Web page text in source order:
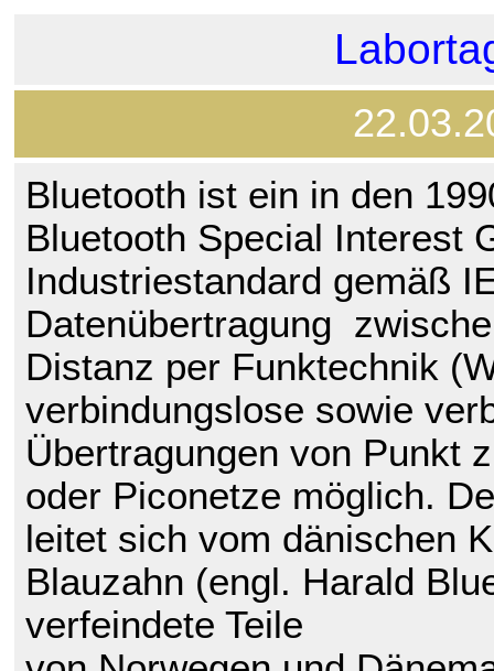
Bluetooth ist ein in den
Bluetooth Special Interest
Industriestandard gemäß
Datenübertragung
Distanz per Funktechnik
verbindungslose sowie
Übertragungen von Punkt
oder Piconetze möglich.
leitet sich vom dänischen
Blauzahn (engl. Harald
verfeindete Teile